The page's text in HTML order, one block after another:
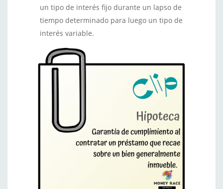
un tipo de interés fijo durante un lapso de
tiempo determinado para luego un tipo de
interés variable.